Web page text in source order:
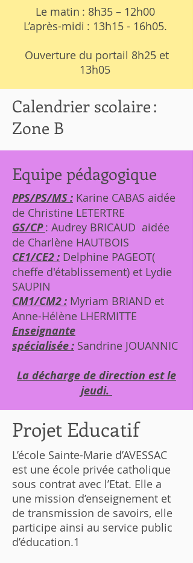
Le matin : 8h35 – 12h00
L’après-midi : 13h15 - 16h05.
Ouverture du portail 8h25 et
13h05
Calendrier scolaire :
Zone B
Equipe pédagogique
PPS/PS/MS : Karine CABAS aidée
de Christine LETERTRE
GS/CP: Audrey BRICAUD aidée
de Charlène HAUTBOIS
CE1/CE2 : Delphine PAGEOT(
cheffe d'établissement) et Lydie
SAUPIN
CM1/CM2 : Myriam BRIAND et
Anne-Hélène LHERMITTE
Enseignante
spécialisée : Sandrine JOUANNIC
La décharge de direction est le
jeudi.
Projet Educatif
L’école Sainte-Marie d’AVESSAC
est une école privée catholique
sous contrat avec l’Etat. Elle a
une mission d’enseignement et
de transmission de savoirs, elle
participe ainsi au service public
d’éducation.1